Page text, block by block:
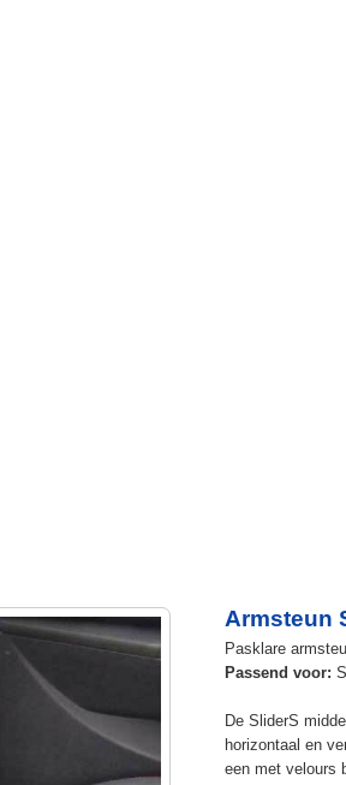
Armsteun
Pasklare
Passend voor:
De SliderS
horizontaal en
een met velours